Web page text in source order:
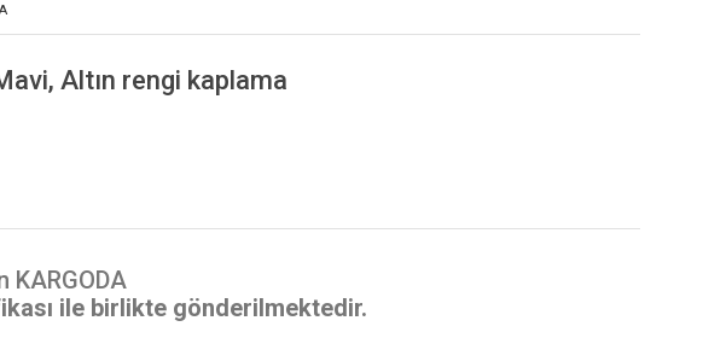
Altın rengi kaplama
KARGODA
ile birlikte gönderilmektedir.